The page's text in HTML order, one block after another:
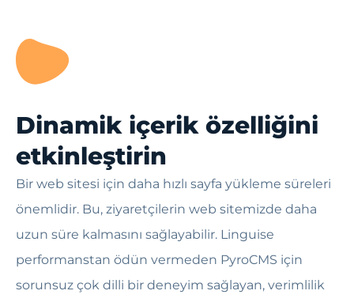
Dinamik içerik özelliğini
etkinleştirin
Bir web sitesi için daha hızlı sayfa yükleme süreleri
önemlidir. Bu, ziyaretçilerin web sitemizde daha
uzun süre kalmasını sağlayabilir. Linguise
performanstan ödün vermeden PyroCMS için
sorunsuz çok dilli bir deneyim sağlayan, verimlilik